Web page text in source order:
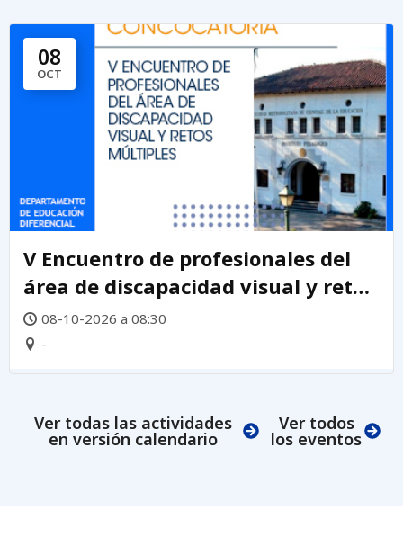
08
OCT
V Encuentro de profesionales del
área de discapacidad visual y retos
múltiples 2026
08-10-2026 a 08:30
-
Ver todas las actividades
en versión calendario
Ver todos
los eventos